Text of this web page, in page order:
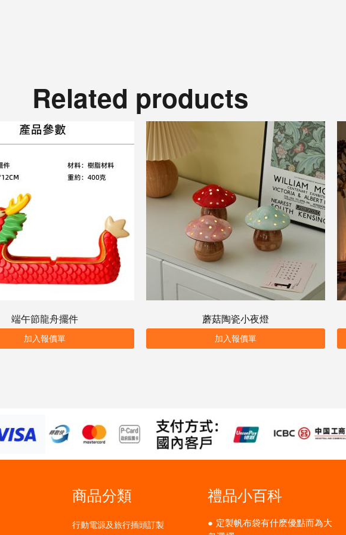
Related products
端午節龍舟擺件
加入報價單
蘑菇陶瓷小夜燈
加入報價單
商品分類
行動電源及旅行插頭訂製
禮品小百科
定製帆布袋有什麽優點而為大